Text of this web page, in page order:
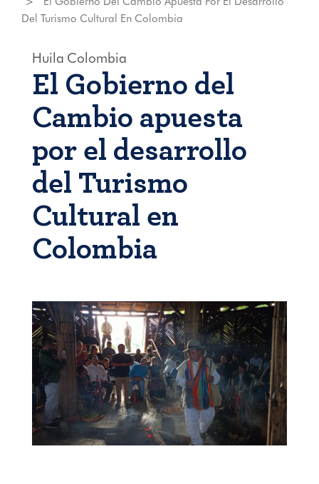
Del Turismo Cultural En Colombia
Huila Colombia
El Gobierno del
Cambio apuesta
por el desarrollo
del Turismo
Cultural en
Colombia